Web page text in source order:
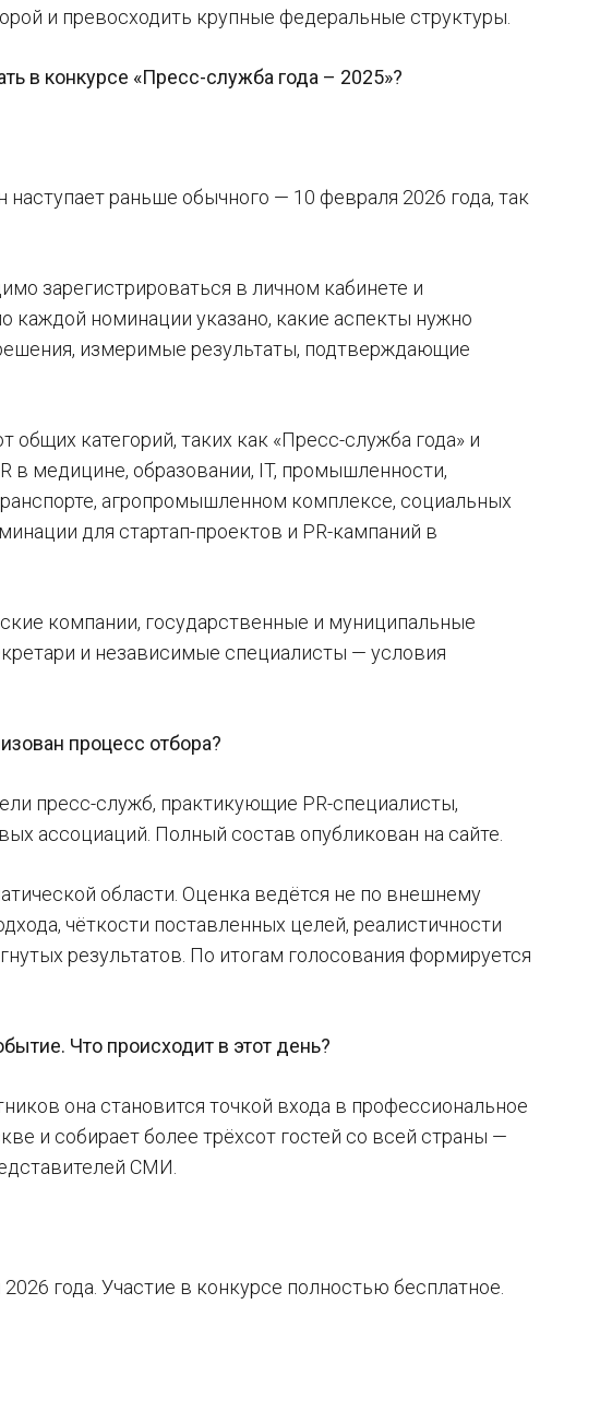
и превосходить крупные федеральные структуры.
в конкурсе «Пресс-служба года – 2025»?
раньше обычного — 10 февраля 2026 года, так
зарегистрироваться в личном кабинете и
каждой номинации указано, какие аспекты нужно
измеримые результаты, подтверждающие
категорий, таких как «Пресс-служба года» и
в медицине, образовании, IT, промышленности,
агропромышленном комплексе, социальных
для стартап-проектов и PR-кампаний в
компании, государственные и муниципальные
и независимые специалисты — условия
процесс отбора?
пресс-служб, практикующие PR-специалисты,
ассоциаций. Полный состав опубликован на сайте.
области. Оценка ведётся не по внешнему
чёткости поставленных целей, реалистичности
результатов. По итогам голосования формируется
Что происходит в этот день?
она становится точкой входа в профессиональное
и собирает более трёхсот гостей со всей страны —
СМИ.
года. Участие в конкурсе полностью бесплатное.